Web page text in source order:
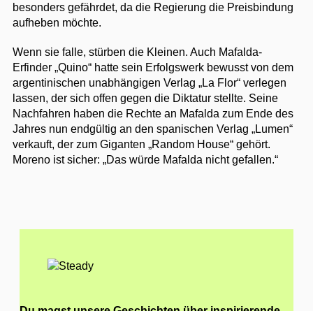
besonders gefährdet, da die Regierung die Preisbindung
aufheben möchte.
Wenn sie falle, stürben die Kleinen. Auch Mafalda-
Erfinder „Quino“ hatte sein Erfolgswerk bewusst von dem
argentinischen unabhängigen Verlag „La Flor“ verlegen
lassen, der sich offen gegen die Diktatur stellte. Seine
Nachfahren haben die Rechte an Mafalda zum Ende des
Jahres nun endgültig an den spanischen Verlag „Lumen“
verkauft, der zum Giganten „Random House“ gehört.
Moreno ist sicher: „Das würde Mafalda nicht gefallen.“